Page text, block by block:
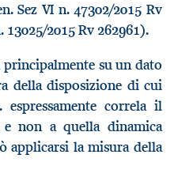
Sez VI n. 47302/2015 Rv
13025/2015 Rv 262961).
su un dato
della disposizione di cui
correla il
non a quella dinamica
applicarsi la misura della